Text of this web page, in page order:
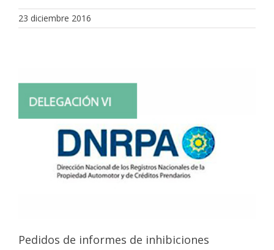
23 diciembre 2016
Pedidos de informes de inhibiciones